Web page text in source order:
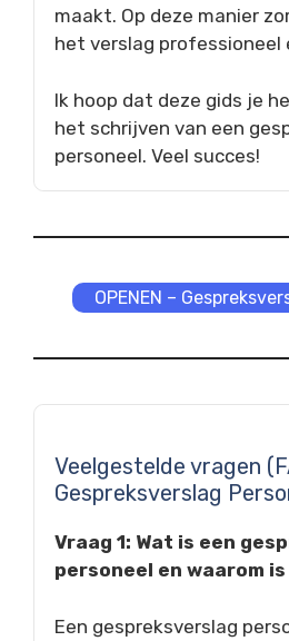
maakt. Op deze manier
het verslag professioneel
Ik hoop dat deze gids je
het schrijven van een
personeel. Veel succes!
OPENEN –
Veelgestelde vragen
Gespreksverslag
Vraag 1: Wat is een
personeel en waarom
Een gespreksverslag